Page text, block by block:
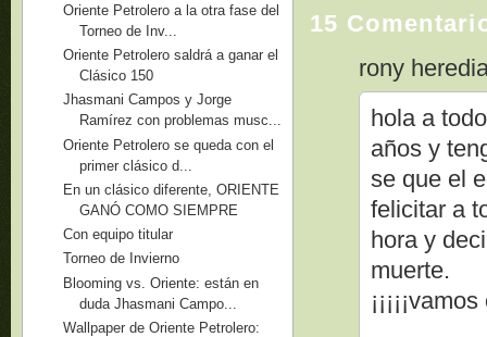
15
rony
hola a
años y
se que el
felicitar a
hora y
muerte.
Oriente Petrolero a la otra fase del
Torneo de Inv...
Oriente Petrolero saldrá a ganar el
Clásico 150
Jhasmani Campos y Jorge
Ramírez con problemas musc...
Oriente Petrolero se queda con el
primer clásico d...
En un clásico diferente, ORIENTE
GANÓ COMO SIEMPRE
Con equipo titular
Torneo de Invierno
Blooming vs. Oriente: están en
duda Jhasmani Campo...
Wallpaper de Oriente Petrolero: